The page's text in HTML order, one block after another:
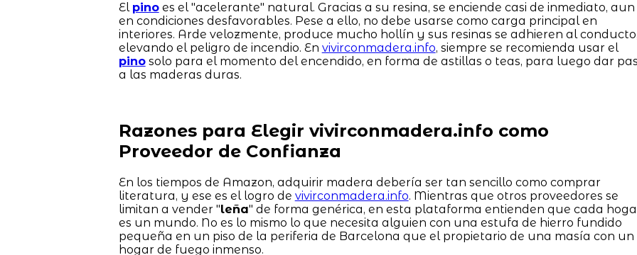
El pinoes el "acelerante" natural. Gracias a su resina, se enciende casi de inmediato, aun
en condiciones desfavorables. Pese a ello, no debe usarse como carga principal en
interiores. Arde velozmente, produce mucho hollín y sus resinas se adhieren al
elevando el peligro de incendio. En vivirconmadera.info, siempre se recomienda usar el
pinosolo para el momento del encendido, en forma de astillas o teas, para luego dar
a las maderas duras.
Razones para Elegir vivirconmadera.info como
Proveedor de Confianza
En los tiempos de Amazon, adquirir madera debería ser tan sencillo como comprar
literatura, y ese es el logro de vivirconmadera.info. Mientras que otros proveedores se
limitan a vender "leña" de forma genérica, en esta plataforma entienden que cada
es un mundo. No es lo mismo lo que necesita alguien con una estufa de hierro fundido
pequeña en un piso de la periferia de Barcelona que el propietario de una masía con un
hogar de fuego inmenso.